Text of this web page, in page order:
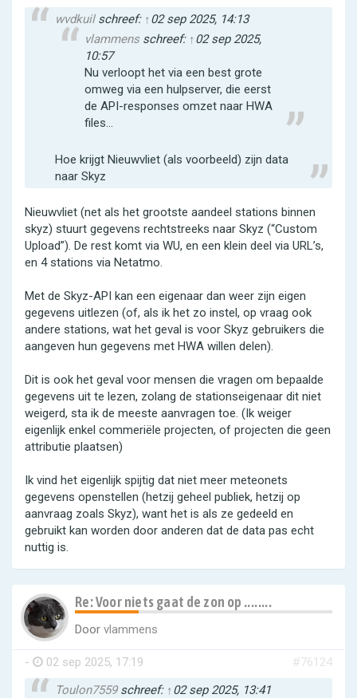
wvdkuilschreef: ↑02 sep 2025, 14:13
vlammensschreef: ↑02 sep 2025,
10:57
Nu verloopt het via een best grote
omweg via een hulpserver, die eerst
de API-responses omzet naar HWA
files...
Hoe krijgt Nieuwvliet (als voorbeeld) zijn data
naar Skyz
Nieuwvliet (net als het grootste aandeel stations binnen
skyz) stuurt gegevens rechtstreeks naar Skyz (“Custom
Upload”). De rest komt via WU, en een klein deel via URL’s,
en 4 stations via Netatmo.
Met de Skyz-API kan een eigenaar dan weer zijn eigen
gegevens uitlezen (of, als ik het zo instel, op vraag ook
andere stations, wat het geval is voor Skyz gebruikers die
aangeven hun gegevens met HWA willen delen).
Dit is ook het geval voor mensen die vragen om bepaalde
gegevens uit te lezen, zolang de stationseigenaar dit niet
weigerd, sta ik de meeste aanvragen toe. (Ik weiger
eigenlijk enkel commeriële projecten, of projecten die geen
attributie plaatsen)
Ik vind het eigenlijk spijtig dat niet meer meteonets
gegevens openstellen (hetzij geheel publiek, hetzij op
aanvraag zoals Skyz), want het is als ze gedeeld en
gebruikt kan worden door anderen dat de data pas echt
nuttig is.
Re: Voor niets gaat de zon op ........
Door vlammens
- 02 sep 2025, 17:19
#76124
Toulon7559schreef: ↑02 sep 2025, 13:41